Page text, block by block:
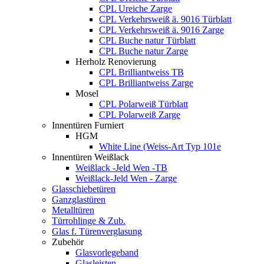
CPL Ureiche Zarge
CPL Verkehrsweiß ä. 9016 Türblatt
CPL Verkehrsweiß ä. 9016 Zarge
CPL Buche natur Türblatt
CPL Buche natur Zarge
Herholz Renovierung
CPL Brilliantweiss TB
CPL Brilliantweiss Zarge
Mosel
CPL Polarweiß Türblatt
CPL Polarweiß Zarge
Innentüren Furniert
HGM
White Line (Weiss-Art Typ 101e
Innentüren Weißlack
Weißlack -Jeld Wen -TB
Weißlack-Jeld Wen - Zarge
Glasschiebetüren
Ganzglastüren
Metalltüren
Türrohlinge & Zub.
Glas f. Türenverglasung
Zubehör
Glasvorlegeband